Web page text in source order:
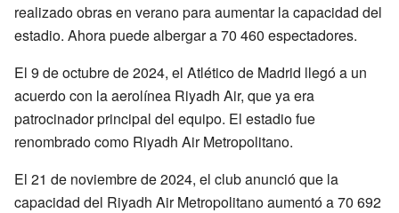
realizado obras en verano para aumentar la capacidad del
estadio. Ahora puede albergar a 70 460 espectadores.
El 9 de octubre de 2024, el Atlético de Madrid llegó a un
acuerdo con la aerolínea Riyadh Air, que ya era
patrocinador principal del equipo. El estadio fue
renombrado como Riyadh Air Metropolitano.
El 21 de noviembre de 2024, el club anunció que la
capacidad del Riyadh Air Metropolitano aumentó a 70 692